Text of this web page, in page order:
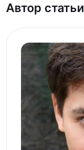
Автор статьи